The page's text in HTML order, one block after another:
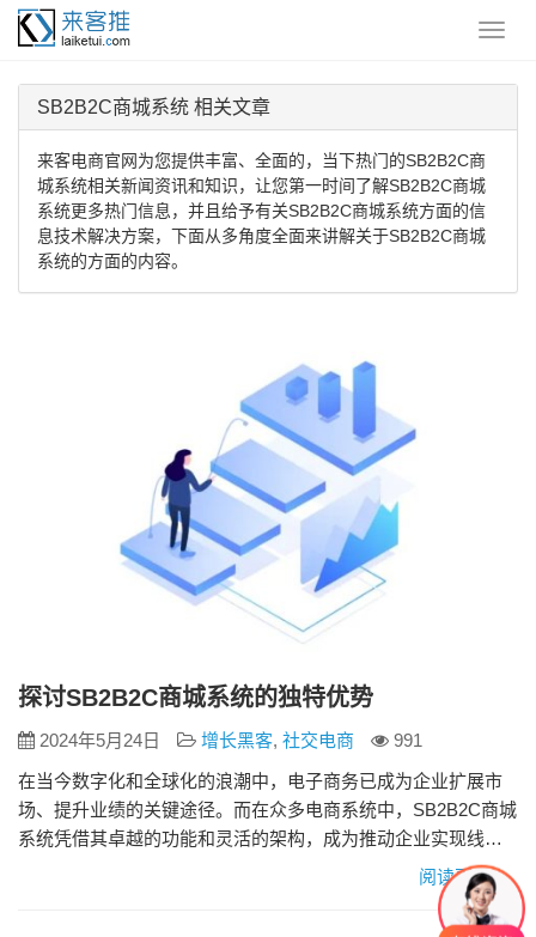
SB2B2C商城系统 相关文章
来客电商官网为您提供丰富、全面的，当下热门的SB2B2C商
城系统相关新闻资讯和知识，让您第一时间了解SB2B2C商城
系统更多热门信息，并且给予有关SB2B2C商城系统方面的信
息技术解决方案，下面从多角度全面来讲解关于SB2B2C商城
系统的方面的内容。
探讨SB2B2C商城系统的独特优势
2024年5月24日 增长黑客, 社交电商
991
在当今数字化和全球化的浪潮中，电子商务已成为企业扩展市
场、提升业绩的关键途径。而在众多电商系统中，SB2B2C商城
系统凭借其卓越的功能和灵活的架构，成为推动企业实现线上
业务转型的强大引擎。本文将深入探讨SB2B2C商城系统的独特
优势和强大之处。 一、全面的多端支持 SB2B2C商城系统支持
PC端、移动端和微信小程序等多种终端的无缝对接，为用户提
阅读更多»